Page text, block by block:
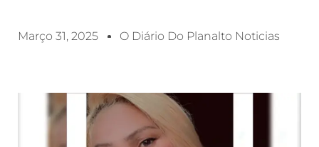
Março 31, 2025 O Diário Do Planalto Noticias